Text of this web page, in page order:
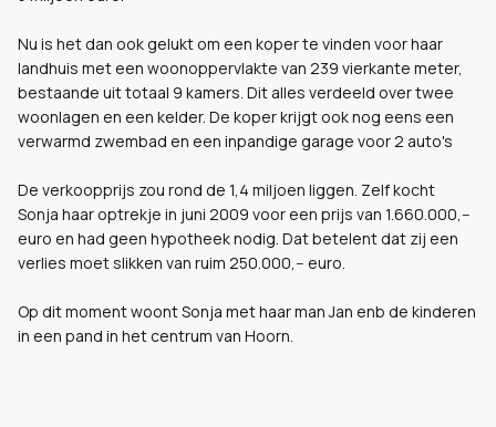
Nu is het dan ook gelukt om een koper te vinden voor haar
landhuis met een woonoppervlakte van 239 vierkante meter,
bestaande uit totaal 9 kamers. Dit alles verdeeld over twee
woonlagen en een kelder. De koper krijgt ook nog eens een
verwarmd zwembad en een inpandige garage voor 2 auto's
De verkoopprijs zou rond de 1,4 miljoen liggen. Zelf kocht
Sonja haar optrekje in juni 2009 voor een prijs van 1.660.000,--
euro en had geen hypotheek nodig. Dat betelent dat zij een
verlies moet slikken van ruim 250.000,-- euro.
Op dit moment woont Sonja met haar man Jan enb de kinderen
in een pand in het centrum van Hoorn.